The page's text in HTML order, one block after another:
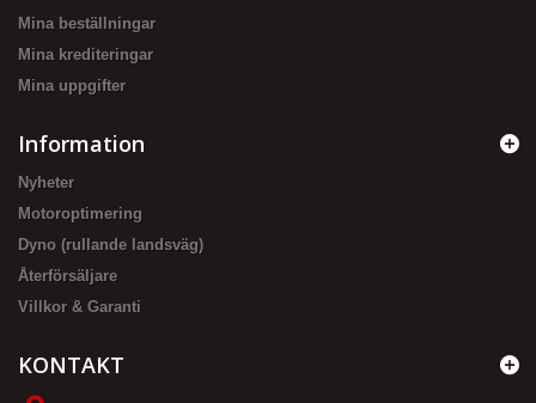
Mina beställningar
Mina krediteringar
Mina uppgifter
Information
Nyheter
Motoroptimering
Dyno (rullande landsväg)
Återförsäljare
Villkor & Garanti
KONTAKT